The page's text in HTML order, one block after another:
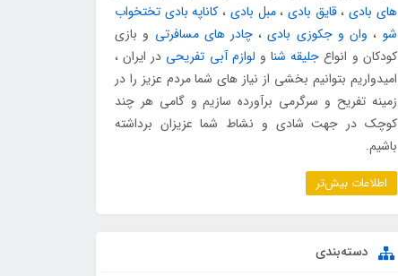
های بادی،قایق بادی ،مبل بادی ، کاناپه بادی تختخواب
شو ، وان و جکوزی بادی،چادر های مسافرتی و بازی
کودکان و انواع جلیقه شناو لوازم آبی تفریحی در ایران ،
امیدواریم بتوانیم بخشی از نیاز های شما مردم عزیز را در
زمینه تفریح و سرگرمی برآورده سازیم و گامی هر چند
کوچک در جهت شادی و نشاط شما عزیزان برداشته
باشیم.
اطلاعات بیش‌تر
دسته‌بندی